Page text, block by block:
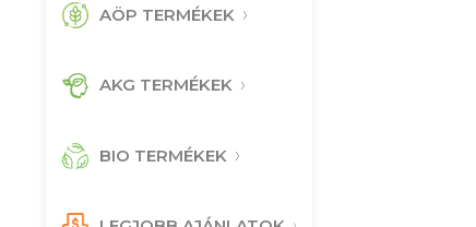
AÖP TERMÉKEK
AKG TERMÉKEK
BIO TERMÉKEK